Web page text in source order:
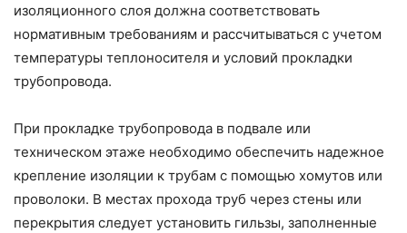
изоляционного слоя должна соответствовать
нормативным требованиям и рассчитываться с учетом
температуры теплоносителя и условий прокладки
трубопровода.
При прокладке трубопровода в подвале или
техническом этаже необходимо обеспечить надежное
крепление изоляции к трубам с помощью хомутов или
проволоки. В местах прохода труб через стены или
перекрытия следует установить гильзы, заполненные